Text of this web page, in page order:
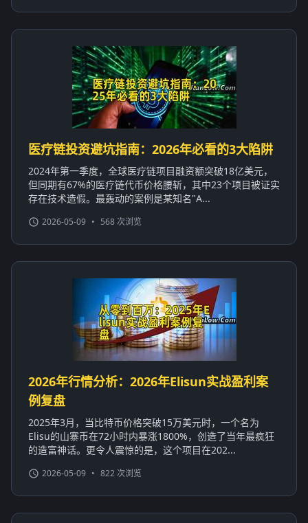
医疗链投资避坑指南：2026年必看的3大陷阱
2024年第一季度，全球医疗链项目融资额突破18亿美元，
但同期有67%的医疗链代币价格腰斩，其中23个项目被证实
存在技术造假。最轰动的案例是某知名"A...
2026-05-09 • 568 次浏览
2026年行情分析：2026年Elisun实战盈利案
例复盘
2025年3月，当比特币价格突破15万美元时，一个名为
Elisu的山寨币在72小时内暴涨1800%，创造了当年最疯狂
的造富神话。更令人震惊的是，这个项目在202...
2026-05-09 • 822 次浏览